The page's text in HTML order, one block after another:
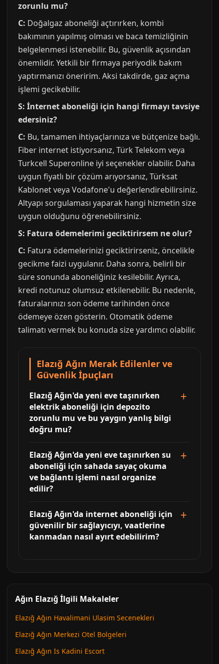
zorunlu mu?
C: Doğalgaz aboneliği açtırırken, kombi
bakımının yapılmış olması ve baca temizliğinin
belgelenmesi istenebilir. Bu, güvenlik açısından
önemlidir. Yetkili bir firmaya periyodik bakım
yaptırmanızı öneririm. Aksi takdirde, gaz açma
işlemi gecikebilir.
S: İnternet aboneliği için hangi firmayı tavsiye
edersiniz?
C: Bu, tamamen ihtiyaçlarınıza ve bütçenize bağlı.
Fiber internet istiyorsanız, Türk Telekom veya
Turkcell Superonline iyi seçenekler olabilir. Daha
uygun fiyatlı bir çözüm arıyorsanız, Türksat
Kablonet veya Vodafone'u değerlendirebilirsiniz.
Altyapı sorgulaması yaparak hangi hizmetin size
uygun olduğunu öğrenebilirsiniz.
S: Fatura ödemelerimi geciktirirsem ne olur?
C: Fatura ödemelerinizi geciktirirseniz, öncelikle
gecikme faizi uygulanır. Daha sonra, belirli bir
süre sonunda aboneliğiniz kesilebilir. Ayrıca,
kredi notunuz olumsuz etkilenebilir. Bu nedenle,
faturalarınızı son ödeme tarihinden önce
ödemeye özen gösterin. Otomatik ödeme
talimatı vermek bu konuda size yardımcı olabilir.
Elazığ Ağın Merak Edilenler ve
Güvenlik İpuçları
Elazığ Ağın'da yeni eve taşınırken
elektrik aboneliği için depozito
zorunlu mu ve bu yaygın yanlış bilgi
doğru mu?
Elazığ Ağın'da yeni eve taşınırken su
aboneliği için sahada sayaç okuma
ve bağlantı işlemi nasıl organize
edilir?
Elazığ Ağın'da internet aboneliği için
güvenilir bir sağlayıcıyı, vaatlerine
kanmadan nasıl ayırt edebilirim?
Ağın Elazığ İlgili Makaleler
Elazığ Ağın Havalimani Ulasim Secenekleri
Elazığ Ağın Merkezi Otel Bolgeleri
Elazığ Ağın Is Kadini Escort